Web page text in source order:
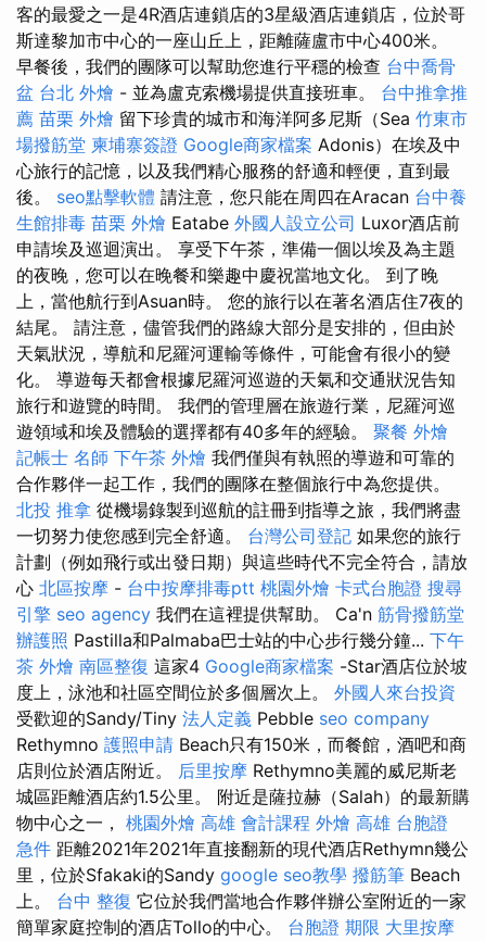
客的最愛之一是4R酒店連鎖店的3星級酒店連鎖店，位於哥
斯達黎加市中心的一座山丘上，距離薩盧市中心400米。
早餐後，我們的團隊可以幫助您進行平穩的檢查 台中喬骨
盆 台北 外燴 - 並為盧克索機場提供直接班車。 台中推拿推
薦 苗栗 外燴 留下珍貴的城市和海洋阿多尼斯（Sea 竹東市
場撥筋堂 柬埔寨簽證 Google商家檔案 Adonis）在埃及中
心旅行的記憶，以及我們精心服務的舒適和輕便，直到最
後。 seo點擊軟體 請注意，您只能在周四在Aracan 台中養
生館排毒 苗栗 外燴 Eatabe 外國人設立公司 Luxor酒店前
申請埃及巡迴演出。 享受下午茶，準備一個以埃及為主題
的夜晚，您可以在晚餐和樂趣中慶祝當地文化。 到了晚
上，當他航行到Asuan時。 您的旅行以在著名酒店住7夜的
結尾。 請注意，儘管我們的路線大部分是安排的，但由於
天氣狀況，導航和尼羅河運輸等條件，可能會有很小的變
化。 導遊每天都會根據尼羅河巡遊的天氣和交通狀況告知
旅行和遊覽的時間。 我們的管理層在旅遊行業，尼羅河巡
遊領域和埃及體驗的選擇都有40多年的經驗。 聚餐 外燴
記帳士 名師 下午茶 外燴 我們僅與有執照的導遊和可靠的
合作夥伴一起工作，我們的團隊在整個旅行中為您提供。
北投 推拿 從機場錄製到巡航的註冊到指導之旅，我們將盡
一切努力使您感到完全舒適。 台灣公司登記 如果您的旅行
計劃（例如飛行或出發日期）與這些時代不完全符合，請放
心 北區按摩 - 台中按摩排毒ptt 桃園外燴 卡式台胞證 搜尋
引擎 seo agency 我們在這裡提供幫助。 Ca'n 筋骨撥筋堂
辦護照 Pastilla和Palmaba巴士站的中心步行幾分鐘... 下午
茶 外燴 南區整復 這家4 Google商家檔案 -Star酒店位於坡
度上，泳池和社區空間位於多個層次上。 外國人來台投資
受歡迎的Sandy/Tiny 法人定義 Pebble seo company
Rethymno 護照申請 Beach只有150米，而餐館，酒吧和商
店則位於酒店附近。 后里按摩 Rethymno美麗的威尼斯老
城區距離酒店約1.5公里。 附近是薩拉赫（Salah）的最新購
物中心之一， 桃園外燴 高雄 會計課程 外燴 高雄 台胞證
急件 距離2021年2021年直接翻新的現代酒店Rethymn幾公
里，位於Sfakaki的Sandy google seo教學 撥筋筆 Beach
上。 台中 整復 它位於我們當地合作夥伴辦公室附近的一家
簡單家庭控制的酒店Tollo的中心。 台胞證 期限 大里按摩